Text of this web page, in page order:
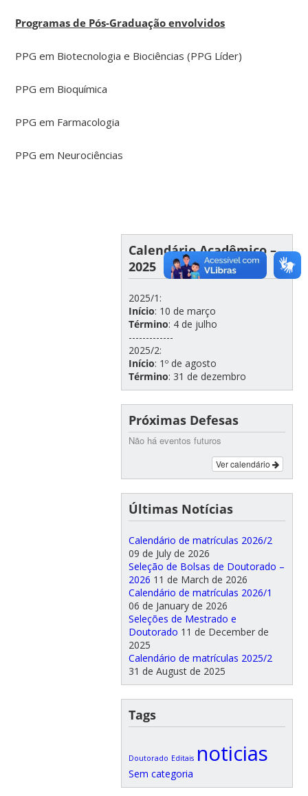
Programas de Pós-Graduação envolvidos
PPG em Biotecnologia e Biociências (PPG Líder)
PPG em Bioquímica
PPG em Farmacologia
PPG em Neurociências
Calendário Acadêmico –
2025
2025/1:
Início: 10 de março
Término: 4 de julho
-------------
2025/2:
Início: 1º de agosto
Término: 31 de dezembro
Próximas Defesas
Não há eventos futuros
Ver calendário
Últimas Notícias
Calendário de matrículas 2026/2
09 de July de 2026
Seleção de Bolsas de Doutorado –
2026 11 de March de 2026
Calendário de matrículas 2026/1
06 de January de 2026
Seleções de Mestrado e
Doutorado 11 de December de
2025
Calendário de matrículas 2025/2
31 de August de 2025
Tags
Doutorado Editais noticias
Sem categoria